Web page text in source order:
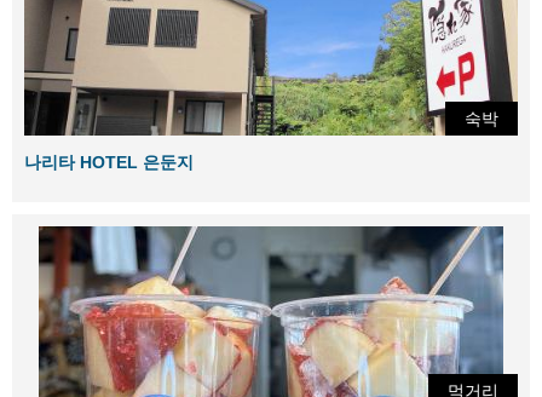
숙박
나리타 HOTEL 은둔지
먹거리